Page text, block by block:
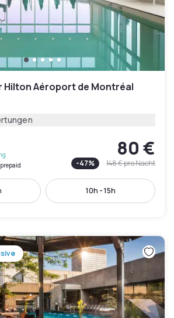
Hilton Aéroport de Montréal
80 €
-47% 148 €pro Nacht
10h - 15h